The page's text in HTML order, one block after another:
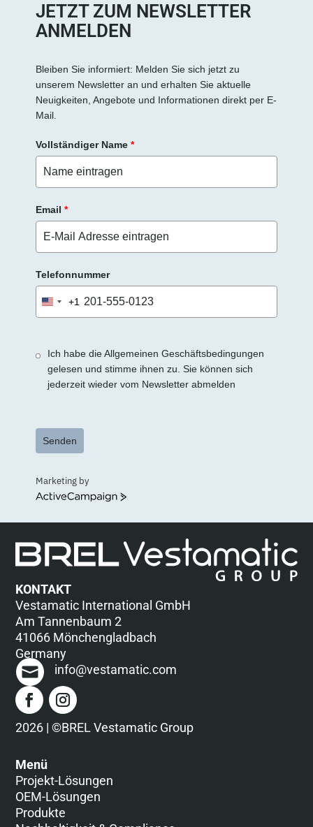
e
d
e
e
JETZT ZUM NEWSLETTER
ANMELDEN
Bleiben Sie informiert: Melden Sie sich jetzt zu
unserem Newsletter an und erhalten Sie aktuelle
Neuigkeiten, Angebote und Informationen direkt per E-
Mail.
Vollständiger Name *
Email *
Telefonnummer
United
States
+1
Ich habe die Allgemeinen Geschäftsbedingungen
gelesen und stimme ihnen zu. Sie können sich
jederzeit wieder vom Newsletter abmelden
Senden
Marketing by
ActiveCampaign
KONTAKT
Vestamatic International GmbH
Am Tannenbaum 2
41066 Mönchengladbach
Germany
info@vestamatic.com
2026 | ©BREL Vestamatic Group
Menü
Projekt-Lösungen
OEM-Lösungen
Produkte